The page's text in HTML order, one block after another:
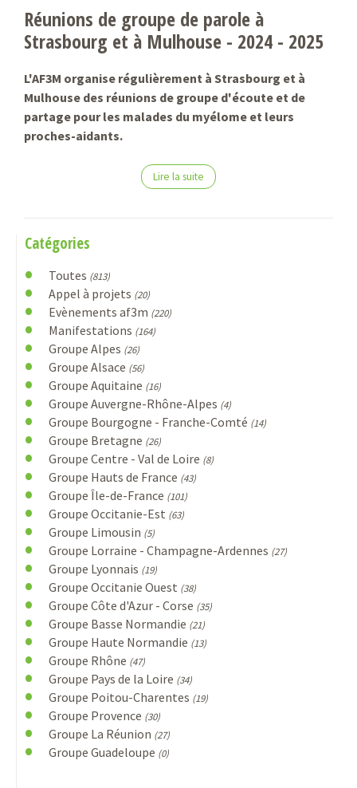
Réunions de groupe de parole à
Strasbourg et à Mulhouse - 2024 - 2025
L'AF3M organise régulièrement à Strasbourg et à
Mulhouse des réunions de groupe d'écoute et de
partage pour les malades du myélome et leurs
proches-aidants.
Lire la suite
Catégories
Toutes (813)
Appel à projets (20)
Evènements af3m (220)
Manifestations (164)
Groupe Alpes (26)
Groupe Alsace (56)
Groupe Aquitaine (16)
Groupe Auvergne-Rhône-Alpes (4)
Groupe Bourgogne - Franche-Comté (14)
Groupe Bretagne (26)
Groupe Centre - Val de Loire (8)
Groupe Hauts de France (43)
Groupe Île-de-France (101)
Groupe Occitanie-Est (63)
Groupe Limousin (5)
Groupe Lorraine - Champagne-Ardennes (27)
Groupe Lyonnais (19)
Groupe Occitanie Ouest (38)
Groupe Côte d'Azur - Corse (35)
Groupe Basse Normandie (21)
Groupe Haute Normandie (13)
Groupe Rhône (47)
Groupe Pays de la Loire (34)
Groupe Poitou-Charentes (19)
Groupe Provence (30)
Groupe La Réunion (27)
Groupe Guadeloupe (0)